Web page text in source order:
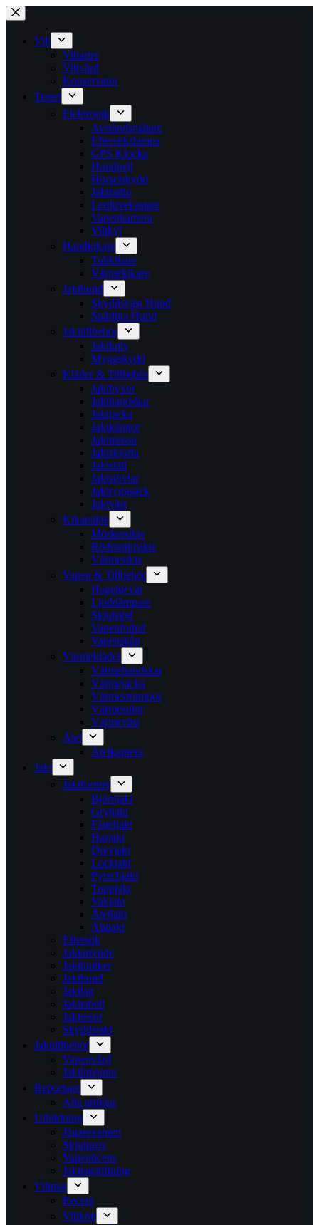
Skip
to
contentVilt
Viltarter
Viltvård
Konservator
Tester
Elektronik
Avståndsmätare
Eftersökslampa
GPS Klocka
Hundpejl
Hörselskydd
Jaktradio
Lerduvekastare
Vapenkamera
Viltkyl
Handkikare
Tubkikare
Värmekikare
Jakthund
Skyddsväst Hund
Spårlina Hund
Jakttillbehör
Jaktkniv
Myggskydd
Kläder & Tillbehör
Jaktbyxor
Jakthandskar
Jaktjacka
Jaktkängor
Jaktmössa
Jaktskjorta
Jaktställ
Jaktstövlar
Jaktryggsäck
Jaktväst
Kikarsikte
Mörkersikte
Rödpunktsikte
Värmesikte
Vapen & Tillbehör
Hagelgevär
Ljuddämpare
Skjutstöd
Vapenfodral
Vapenskåp
Värmekläder
Värmehandskar
Värmejacka
Värmestrumpor
Värmesulor
Värmeväst
Åtel
Åtelkamera
Jakt
Jaktformer
Björnjakt
Grytjakt
Fågeljakt
Harjakt
Drevjakt
Lockjakt
Pyrschjakt
Toppjakt
Vakjakt
Åteljakt
Älgjakt
Eftersök
Jaktarrende
Jaktbutiker
Jakthund
Jaktlag
Jakttabell
Jaktresor
Skyddsjakt
Jakttillbehör
Vapenvård
Jaktlitteratur
Reportage
Alla artiklar
Utbildning
Jägarexamen
Skjutprov
Vapenlicens
Jaktlagstiftning
Viltmat
Recept
Viltkött